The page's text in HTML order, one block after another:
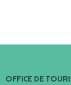
OFFICE DE